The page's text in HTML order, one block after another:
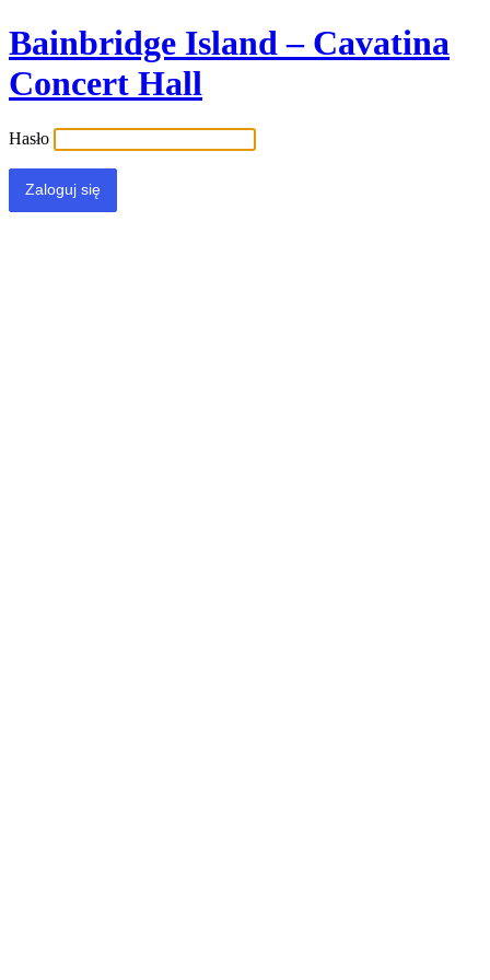
Bainbridge Island – Cavatina
Concert Hall
Hasło